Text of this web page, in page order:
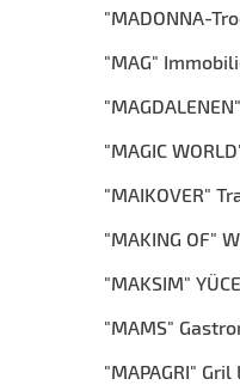
"MADONNA-
"MAG"
"MAGIC
"MAIKOVER"
"MAKING OF"
"MAKSIM"
"MAMS"
"MAPAGRI"